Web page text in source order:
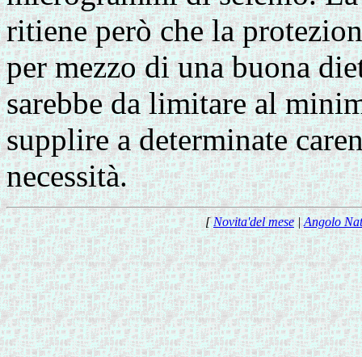
ritiene però che la
per mezzo di una buona
sarebbe da limitare al
supplire a determinate
necessità.
[Novita'del mese|Angolo